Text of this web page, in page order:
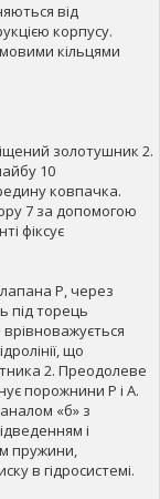
від
корпусу.
кільцями
золотушник 2.
10
ковпачка.
7 за допомогою
фіксує
Р, через
під торець
що
2. Преодолеве
порожнини Р і А.
«б» з
і
пружини,
в гідросистемі.